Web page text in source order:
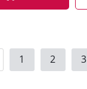
1 2 3